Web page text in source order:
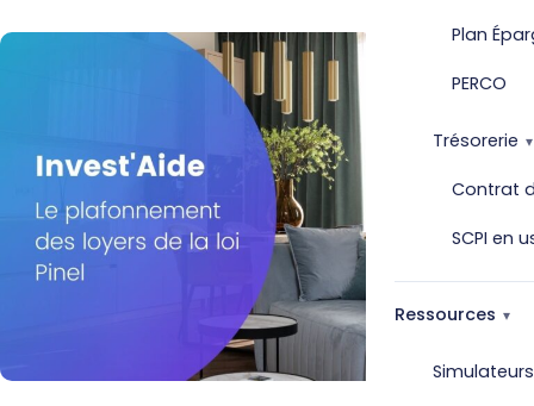
Plan
PERCO
Trésorerie
Contrat
SCPI en
Ressources
Simulateurs